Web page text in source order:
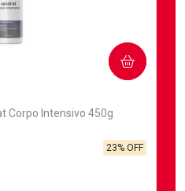
Corpo Intensivo 450g
23% OFF
COMPRAR